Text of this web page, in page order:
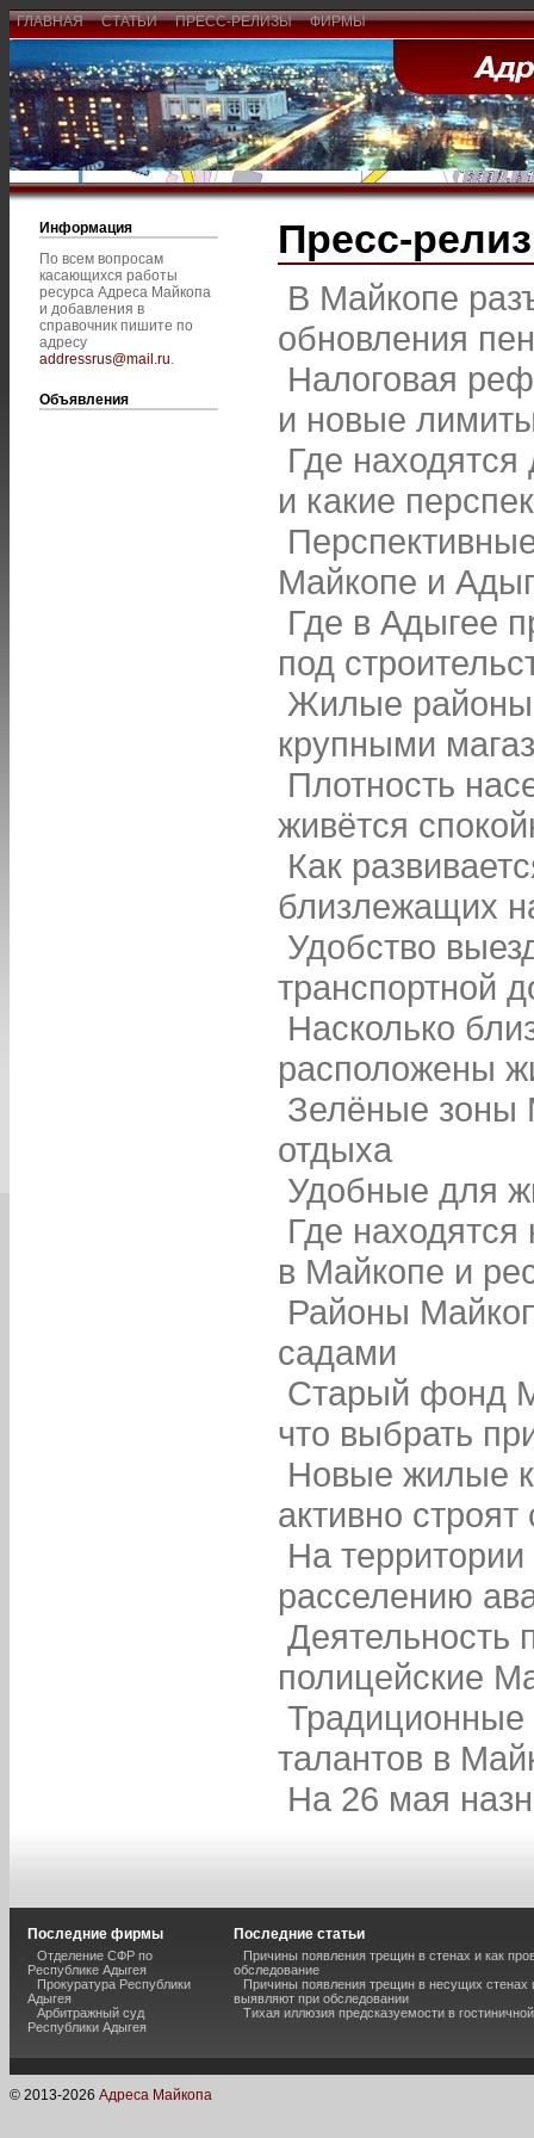
ГЛАВНАЯ СТАТЬИ ПРЕСС-РЕЛИЗЫ ФИРМЫ
Информация
По всем вопросам
касающихся работы
ресурса Адреса Майкопа
и добавления в
справочник пишите по
адресу
addressrus@mail.ru.
Объявления
Пресс-
В Майкопе
обновления
Налоговая
и новые
Где
и какие
Майкопе и
Где в Адыгее
под
Жилые
крупными
Плотность
живётся
Как
близлежащих
Удобство
транспортной
Насколько
расположены
Зелёные зоны
отдыха
Удобные для
Где
в Майкопе и
Районы
садами
Старый фонд
что выбрать
Новые жилые
активно строят
На
расселению
Деятельность
полицейские
Традиционные
талантов в
На 26 мая
Последние фирмы
Отделение СФР по
Республике Адыгея
Прокуратура Республики
Адыгея
Арбитражный суд
Республики Адыгея
Последние статьи
Причины появления трещин в стенах и как
обследование
Причины появления трещин в несущих стенах
выявляют при обследовании
Тихая иллюзия предсказуемости в
© 2013-2026 Адреса Майкопа